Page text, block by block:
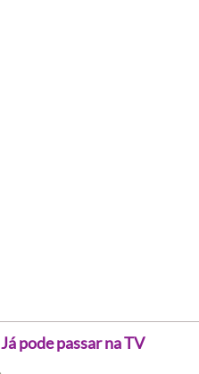
Já pode passar na TV